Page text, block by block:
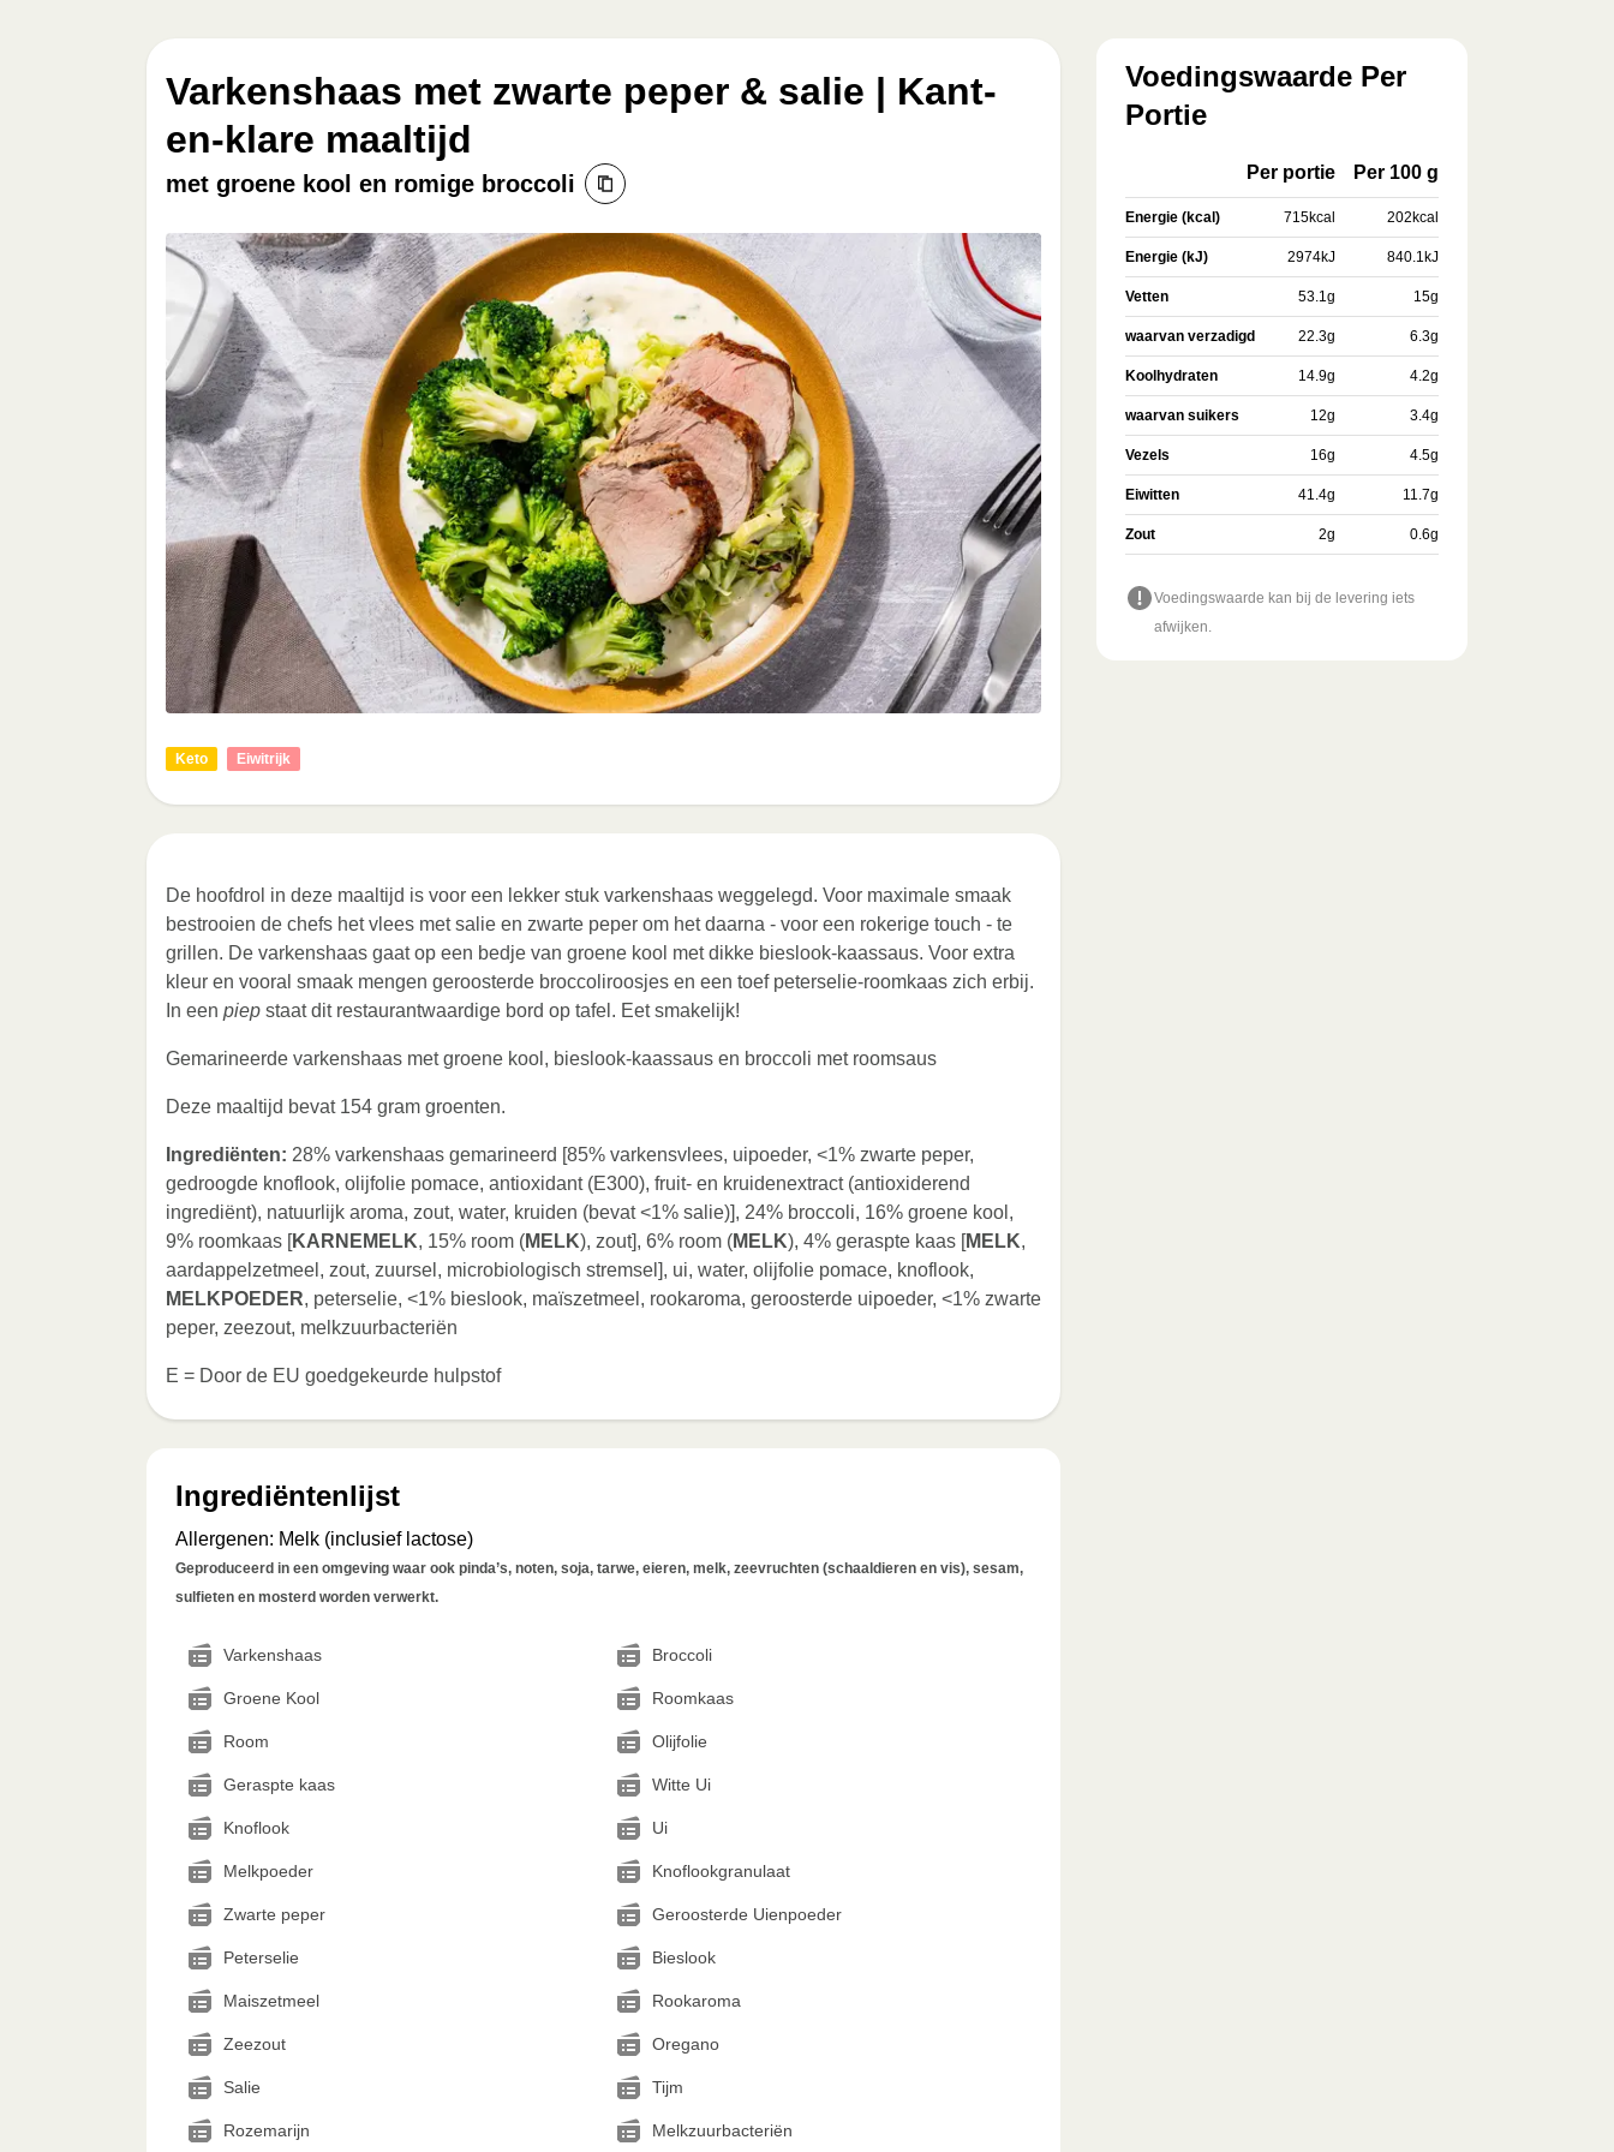
Varkenshaas met zwarte peper & salie | Kant-
en-klare maaltijd
met groene kool en romige broccoli
Keto Eiwitrijk
De hoofdrol in deze maaltijd is voor een lekker stuk varkenshaas weggelegd. Voor maximale smaak
bestrooien de chefs het vlees met salie en zwarte peper om het daarna - voor een rokerige touch - te
grillen. De varkenshaas gaat op een bedje van groene kool met dikke bieslook-kaassaus. Voor extra
kleur en vooral smaak mengen geroosterde broccoliroosjes en een toef peterselie-roomkaas zich erbij.
In een piep staat dit restaurantwaardige bord op tafel. Eet smakelijk!
Gemarineerde varkenshaas met groene kool, bieslook-kaassaus en broccoli met roomsaus
Deze maaltijd bevat 154 gram groenten.
Ingrediënten: 28% varkenshaas gemarineerd [85% varkensvlees, uipoeder, <1% zwarte peper,
gedroogde knoflook, olijfolie pomace, antioxidant (E300), fruit- en kruidenextract (antioxiderend
ingrediënt), natuurlijk aroma, zout, water, kruiden (bevat <1% salie)], 24% broccoli, 16% groene kool,
9% roomkaas [KARNEMELK, 15% room (MELK), zout], 6% room (MELK), 4% geraspte kaas [MELK,
aardappelzetmeel, zout, zuursel, microbiologisch stremsel], ui, water, olijfolie pomace, knoflook,
MELKPOEDER, peterselie, <1% bieslook, maïszetmeel, rookaroma, geroosterde uipoeder, <1% zwarte
peper, zeezout, melkzuurbacteriën
E = Door de EU goedgekeurde hulpstof
Ingrediëntenlijst
Allergenen: Melk (inclusief lactose)
Geproduceerd in een omgeving waar ook pinda’s, noten, soja, tarwe, eieren, melk, zeevruchten (schaaldieren en vis), sesam,
sulfieten en mosterd worden verwerkt.
Varkenshaas Broccoli
Groene Kool Roomkaas
Room Olijfolie
Geraspte kaas Witte Ui
Knoflook Ui
Melkpoeder Knoflookgranulaat
Zwarte peper Geroosterde Uienpoeder
Peterselie Bieslook
Maiszetmeel Rookaroma
Zeezout Oregano
Salie Tijm
Rozemarijn Melkzuurbacteriën
Voedingswaarde Per
Portie
Per portie Per 100 g
Energie (kcal) 715kcal 202kcal
Energie (kJ) 2974kJ 840.1kJ
Vetten 53.1g 15g
waarvan verzadigd 22.3g 6.3g
Koolhydraten 14.9g 4.2g
waarvan suikers 12g 3.4g
Vezels 16g 4.5g
Eiwitten 41.4g 11.7g
Zout 2g 0.6g
Voedingswaarde kan bij de levering iets
afwijken.